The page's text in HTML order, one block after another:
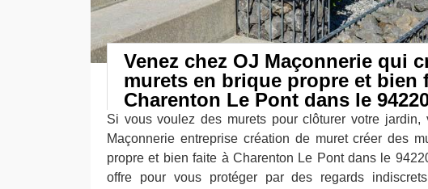
Venez chez OJ Maçonnerie qui
murets en brique propre et bien
Charenton Le Pont dans le
Si vous voulez des murets pour clôturer votre jardin,
Maçonnerie entreprise création de muret créer des
propre et bien faite à Charenton Le Pont dans le
offre pour vous protéger par des regards